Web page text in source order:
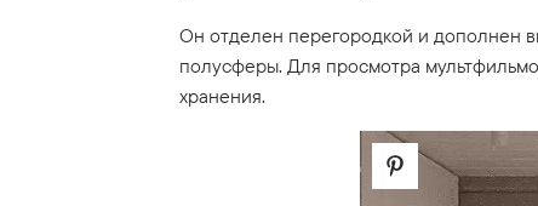
Он отделен перегородкой и дополнен
полусферы. Для просмотра
хранения.